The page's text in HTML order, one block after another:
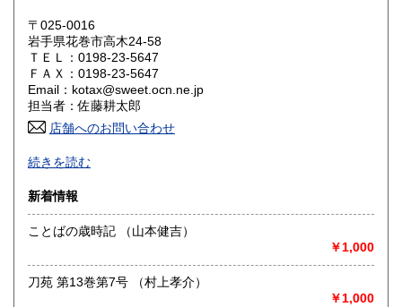
岡山県
山口県 600円
香川県
高知県 600円
佐賀県
熊本県 600円 大分県 600円
600円
沖縄県 600円
〒025-0016
岩手県花巻市高木24-58
ＴＥＬ：0198-23-5647
ＦＡＸ：0198-23-5647
Email：kotax@sweet.ocn.ne.jp
担当者：佐藤耕太郎
店舗へのお問い合わせ
Mizuho Shobo Since 2012 書誌・郷土誌・貨幣文献・経済
史料などを取り扱っております。特に明治･大正･昭和(戦前)
を主としておりますので事務所と倉庫のみです。お問合せは
Ｅメール又はＦＡＸでお願い致します。
最寄駅：花巻駅・新花巻駅
営業時間：10:00〜17:30
続きを読む
新着情報
ことばの歳時記 （山本健吉）
￥1,000
刀苑 第13巻第7号 （村上孝介）
￥1,000